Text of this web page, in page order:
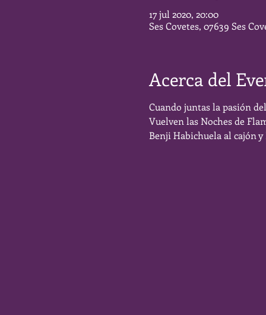
17 jul 2020, 20:00
Ses Covetes, 07639 Ses
Acerca del
Cuando juntas la pasión
Vuelven las Noches de
Benji Habichuela al cajón